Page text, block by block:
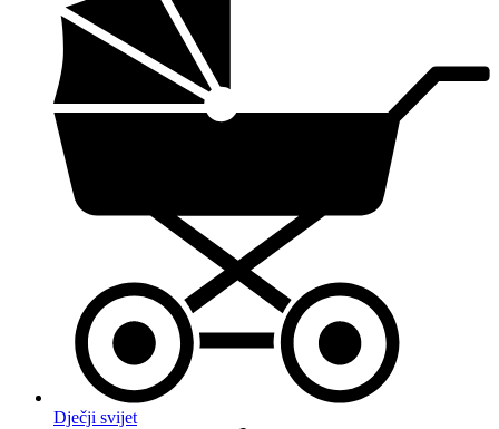
Dječji svijet